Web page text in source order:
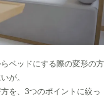
ベッドにする際の変形の方
が。
を、3つのポイントに絞っ